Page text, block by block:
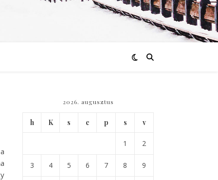
2026. augusztus
h K s c p s v
1 2
3 4 5 6 7 8 9